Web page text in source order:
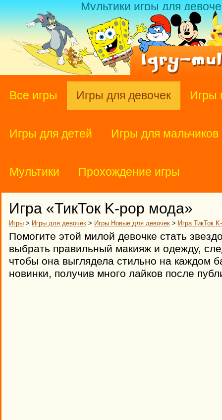
Мультики игры для
Все игры Игры для девочек Игры
Игры для детей Игры для мальчиков
Мультики Прохождение игры
Игра «ТикТок K-pop мода»
Игры > Игры для девочек > Игры Новые для девочек > Игра ТикТок
Помогите этой милой девочке стать
выбрать правильный макияж и одежду,
чтобы она выглядела стильно на каждом
новинки, получив много лайков после